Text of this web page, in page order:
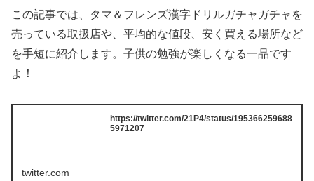
この記事では、タマ＆フレンズ漢字ドリルガチャガチャを
売っている取扱店や、平均的な値段、安く買える場所など
を手短に紹介します。子供の勉強が楽しくなる一品です
よ！
https://twitter.com/21P4/status/195366259688
5971207
twitter.com